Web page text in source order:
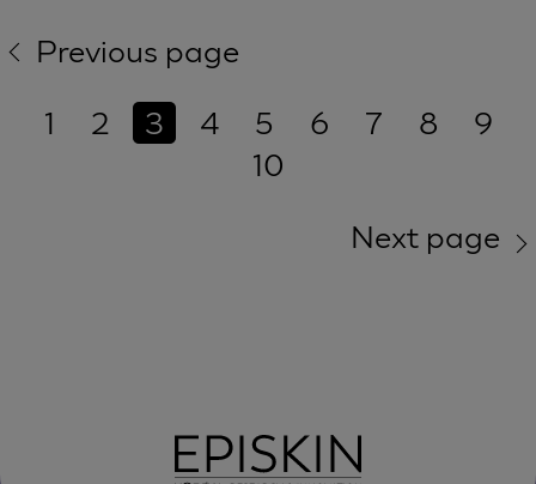
Previous page
1
2 3 4 5 6 7 8
9
10
Next page